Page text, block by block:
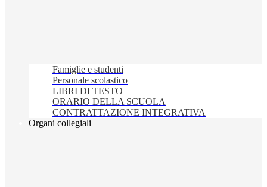
Famiglie e studenti
Personale scolastico
LIBRI DI TESTO
ORARIO DELLA SCUOLA
CONTRATTAZIONE INTEGRATIVA
Organi collegiali